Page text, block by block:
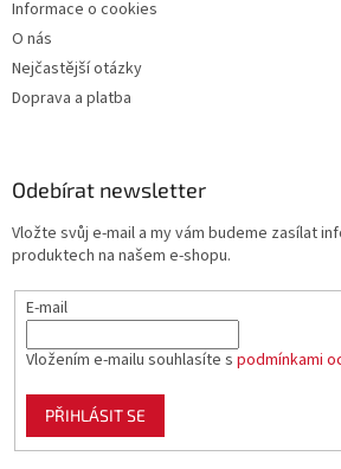
Informace o cookies
O nás
Nejčastější otázky
Doprava a platba
Odebírat newsletter
Vložte svůj e-mail a my vám budeme zasílat
produktech na našem e-shopu.
E-mail
Vložením e-mailu souhlasíte s podmínkami
PŘIHLÁSIT SE